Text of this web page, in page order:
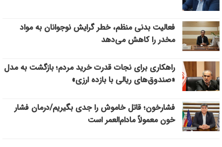
فعالیت بدنی منظم، خطر گرایش نوجوانان به مواد
مخدر را کاهش می‌دهد
راهکاری برای نجات قدرت خرید مردم؛ بازگشت به مدل
«صندوق‌های ریالی با بازده ارزی»
فشارخون؛ قاتل خاموش را جدی بگیریم/درمان فشار
خون معمولاً مادام‌العمر است